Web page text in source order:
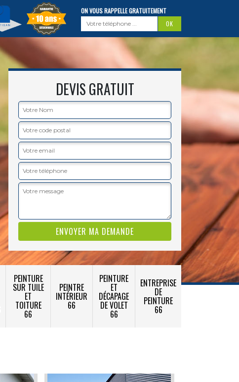
ON VOUS RAPPELLE GRATUITEMENT
DEVIS GRATUIT
PEINTURE
SUR TUILE
ET
TOITURE
66
PEINTRE
INTÉRIEUR
66
PEINTURE
ET
DÉCAPAGE
DE VOLET
66
ENTREPRISE
DE
PEINTURE
66